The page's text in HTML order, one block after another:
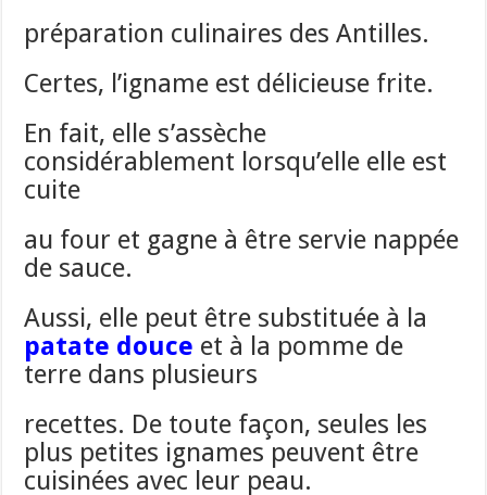
préparation culinaires des Antilles.
Certes, l’igname est délicieuse frite.
En fait, elle s’assèche
considérablement lorsqu’elle elle est
cuite
au four et gagne à être servie nappée
de sauce.
Aussi, elle peut être substituée à la
patate douce et à la pomme de
terre dans plusieurs
recettes. De toute façon, seules les
plus petites ignames peuvent être
cuisinées avec leur peau.